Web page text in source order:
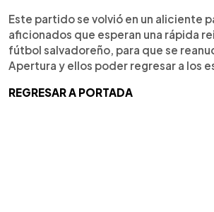
Este partido se volvió en un aliciente
aficionados que esperan una rápida
fútbol salvadoreño, para que se
Apertura y ellos poder regresar a los
REGRESAR A PORTADA